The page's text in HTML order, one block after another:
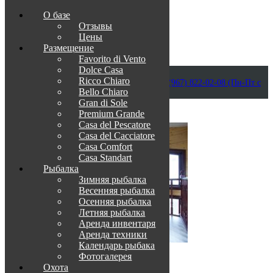
Приветствуем в Венеции на Каспии!
info@otdih-v-astrakhani.ru Как нас найти
+7 (967) 822-02-08 (Пн-Пт с
09:00 до 18:00)
Забронировать
О базе
Отзывы
Цены
Размещение
Favorito di Vento
Dolce Casa
Ricco Chiaro
Bello Chiaro
Gran di Sole
Premium Grande
Casa del Pescatore
Casa del Cacсiatore
Casa Comfort
Casa Standart
Рыбалка
Зимняя рыбалка
Весенняя рыбалка
Осенняя рыбалка
Летняя рыбалка
Аренда инвентаря
Аренда техники
Календарь рыбака
Фотогалерея
Охота